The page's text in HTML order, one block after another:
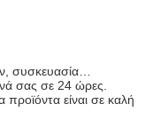
συσκευασία…
σας σε 24 ώρες.
είναι σε καλή